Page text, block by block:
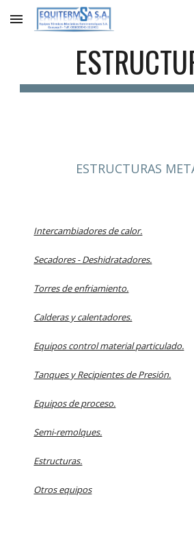
Skip to main content
ESTRUCTURAS
Intercambiadores de calor.
Secadores - Deshidratadores.
Torres de enfriamiento.
Calderas y calentadores.
Equipos control material particulado.
Tanques y Recipientes de Presión.
Equipos de proceso.
Semi-remolques.
Estructuras.
Otros equipos